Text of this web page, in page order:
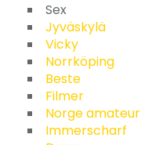
Inicio
Servicios
Implementos
Control Remoto/GPS
Sex
Jyväskylä
Vicky
Norrköping
Beste
Filmer
Norge amateur
Immerscharf